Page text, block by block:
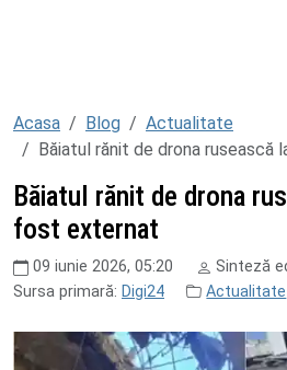
Acasa Blog
Actualitate
Băiatul rănit de drona rusească
Băiatul rănit de drona
fost externat
09 iunie 2026, 05:20 Sinteză
Sursa primară: Digi24 Actualitate